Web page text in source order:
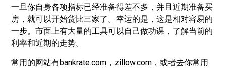
一旦你自身各项指标已经准备得差不多，并且近期准备买
房，就可以开始货比三家了。幸运的是，这是相对容易的
一步。市面上有大量的工具可以自己做功课，了解当前的
利率和近期的走势。
常用的网站有bankrate.com，zillow.com，或者去你常用